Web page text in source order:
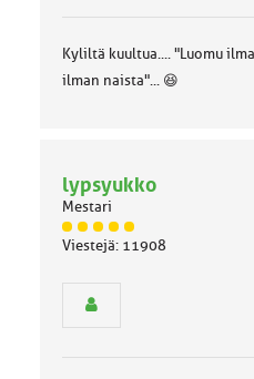
Kyliltä kuultua.... "Luomu
ilman naista"... 😆
lypsyukko
Mestari
J
ä
Viestejä: 11908